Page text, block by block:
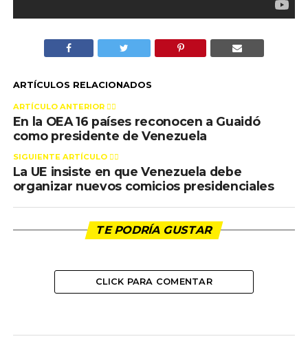
ARTÍCULOS RELACIONADOS
ARTÍCULO ANTERIOR 👉🏻
En la OEA 16 países reconocen a Guaidó
como presidente de Venezuela
SIGUIENTE ARTÍCULO 👈🏻
La UE insiste en que Venezuela debe
organizar nuevos comicios presidenciales
TE PODRÍA GUSTAR
CLICK PARA COMENTAR